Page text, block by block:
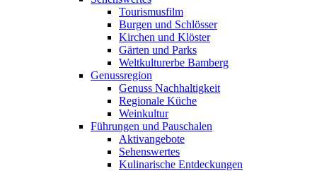
Tourismusfilm
Burgen und Schlösser
Kirchen und Klöster
Gärten und Parks
Weltkulturerbe Bamberg
Genussregion
Genuss Nachhaltigkeit
Regionale Küche
Weinkultur
Führungen und Pauschalen
Aktivangebote
Sehenswertes
Kulinarische Entdeckungen